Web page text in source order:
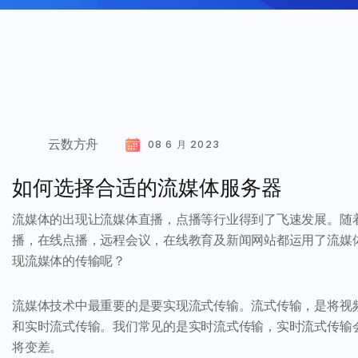
云数方舟 08 6 月 2023
如何选择合适的流媒体服务器
流媒体的出现让流媒体直播，点播等行业得到了飞速发展。
播，在线点播，远程会议，在线教育及新闻网站都运用了流
现流媒体的传输呢？
流媒体技术中最重要的是要实现流式传输。流式传输，是将
和实时流式传输。我们常见的是实时流式传输，实时流式传
将变差。